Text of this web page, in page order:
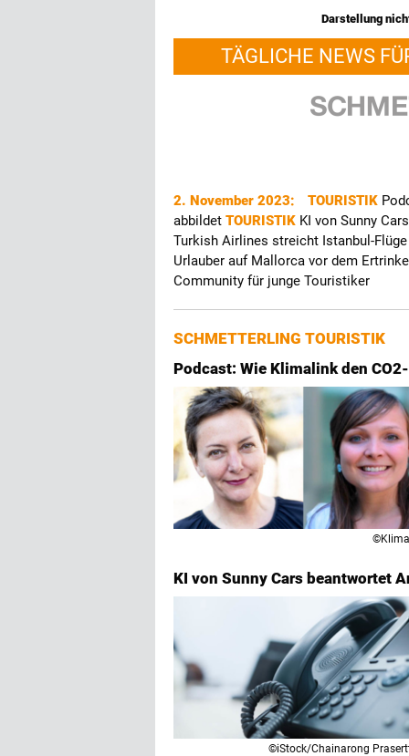
Darstellung
TÄGLICHE NEWS
2. November 2023: TOURISTIK
abbildet TOURISTIK KI von Sunny
Turkish Airlines streicht Istanbul-
Urlauber auf Mallorca vor dem
Community für junge Touristiker
SCHMETTERLING TOURISTIK
Podcast: Wie Klimalink den
KI von Sunny Cars beantwortet
©iStock/Chainarong